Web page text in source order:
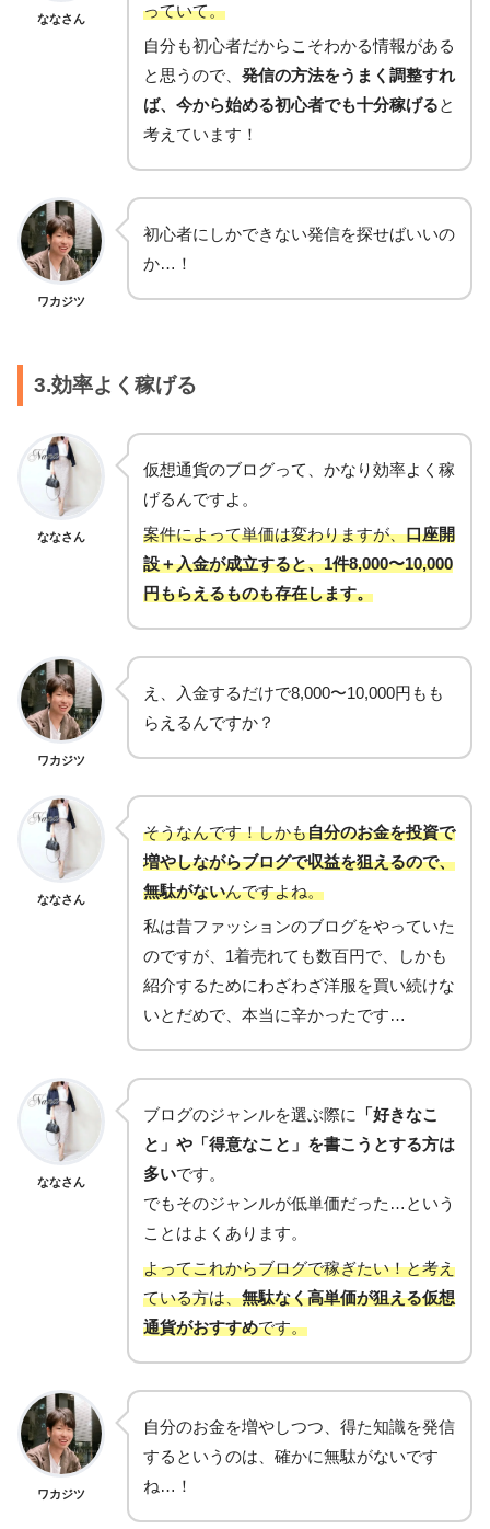
ななさん
っていて。
自分も初心者だからこそわかる情報がある
と思うので、 発信の方法をうまく調整すれ
ば、今から始める初心者でも十分稼げると
考えています！
ワカジツ
初心者にしかできない発信を探せばいいの
か…！
3.効率よく稼げる
ななさん
仮想通貨のブログって、かなり効率よく稼
げるんですよ。
案件によって単価は変わりますが、口座開
設＋入金が成立すると、1件8,000〜10,000
円もらえるものも存在します。
ワカジツ
え、入金するだけで8,000〜10,000円もも
らえるんですか？
ななさん
そうなんです！しかも自分のお金を投資で
増やしながらブログで収益を狙えるので、
無駄がないんですよね。
私は昔ファッションのブログをやっていた
のですが、1着売れても数百円で、しかも
紹介するためにわざわざ洋服を買い続けな
いとだめで、本当に辛かったです…
ななさん
ブログのジャンルを選ぶ際に
「好きなこ
と」や「得意なこと」を書こうとする方は
多いです。
でもそのジャンルが低単価だった…という
ことはよくあります。
よってこれからブログで稼ぎたい！と考え
ている方は、無駄なく高単価が狙える仮想
通貨がおすすめです。
ワカジツ
自分のお金を増やしつつ、得た知識を発信
するというのは、確かに無駄がないです
ね…！